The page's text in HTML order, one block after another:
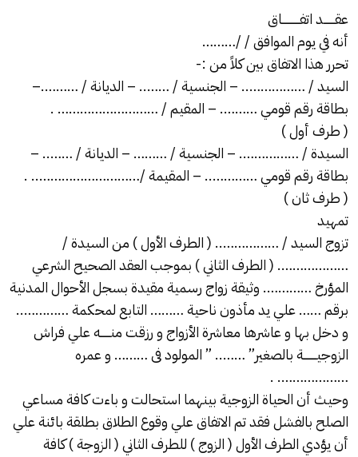
عقـــــــد اتفـــــــــــاق
أنه في يوم الموافق / /………
تحرر هذا الاتفاق بين كلاً من :-
السيد / …………….. – الجنسية / …….. – الديانة / ……….–
بطاقة رقم قومي ………. – المقيم / ……………………… .
( طرف أول )
السيدة / ……………. – الجنسية / ……… – الديانة / …….. –
بطاقة رقم قومي ………….. – المقيمة /……………………….. .
( طرف ثان )
تمهيد
تزوج السيد / …………….. ( الطرف الأول ) من السيدة /
………………. ( الطرف الثاني ) بموجب العقد الصحيح الشرعي
المؤرخ …………. وثيقة زواج رسمية مقيدة بسجل الأحوال المدنية
برقم …… علي يد مأذون ناحية ……… التابع لمحكمة …………..
و دخل بها و عاشرها معاشرة الأزواج و رزقت منــــــه علي فراش
الزوجيــــــــة بالصغير” …….. ” المولود فى ……… و عمره
………………. .
وحيث أن الحياة الزوجية بينهما استحالت و باءت كافة مساعي
الصلح بالفشل فقد تم الاتفاق علي وقوع الطلاق بطلقة بائنة علي
أن يؤدي الطرف الأول ( الزوج ) للطرف الثاني ( الزوجة ) كافة